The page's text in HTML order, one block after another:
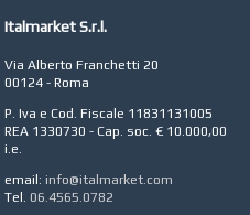
Italmarket S.r.l.
Via Alberto Franchetti 20
00124 - Roma
P. Iva e Cod. Fiscale 11831131005
REA 1330730 - Cap. soc. € 10.000,00
i.e.
email: info@italmarket.com
Tel. 06.4565.0782